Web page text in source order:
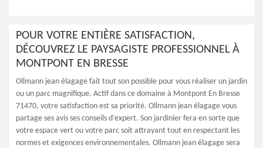
POUR VOTRE ENTIÈRE SATISFACTION,
DÉCOUVREZ LE PAYSAGISTE PROFESSIONNEL À
MONTPONT EN BRESSE
Ollmann jean élagage fait tout son possible pour vous réaliser un jardin
ou un parc magnifique. Actif dans ce domaine à Montpont En Bresse
71470, votre satisfaction est sa priorité. Ollmann jean élagage vous
partage ses avis ses conseils d’expert. Son jardinier fera en sorte que
votre espace vert ou votre parc soit attrayant tout en respectant les
normes et exigences environnementales. Ollmann jean élagage sera